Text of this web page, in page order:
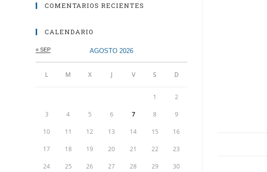
COMENTARIOS RECIENTES
CALENDARIO
AGOSTO 2026
L M X J V S D
« SEP
1 2
3 4 5 6 7 8 9
10 11 12 13 14 15 16
17 18 19 20 21 22 23
24 25 26 27 28 29 30